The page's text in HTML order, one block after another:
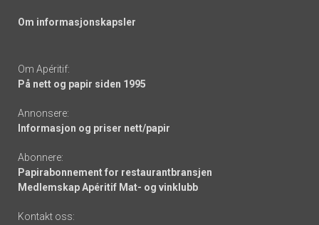
Om informasjonskapsler
Om Apéritif:
På nett og papir siden 1995
Annonsere:
Informasjon og priser nett/papir
Abonnere:
Papirabonnement for restaurantbransjen
Medlemskap Apéritif Mat- og vinklubb
Kontakt oss: